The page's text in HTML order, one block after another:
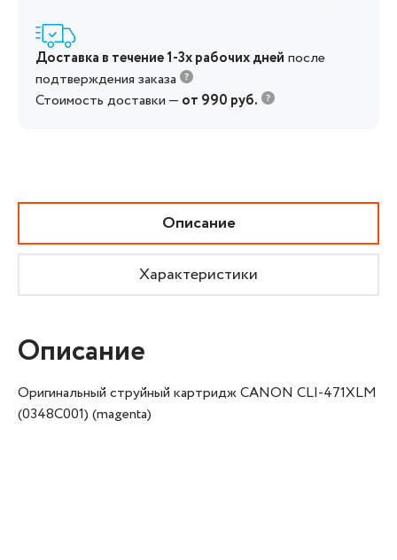
Доставка в течение 1-3х рабочих дней после
подтверждения заказа
Стоимость доставки — от 990 руб.
Описание
Характеристики
Описание
Оригинальный струйный картридж CANON CLI-471XLМ
(0348C001) (magenta)